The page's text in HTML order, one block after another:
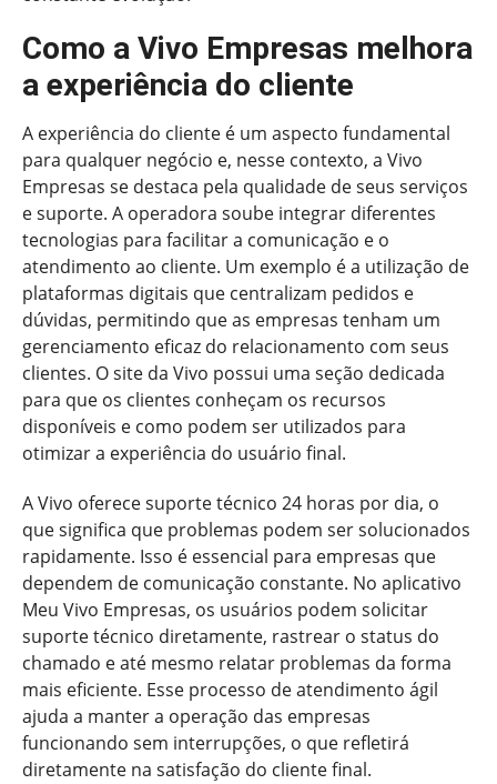
Como a Vivo Empresas melhora
a experiência do cliente
A experiência do cliente é um aspecto fundamental
para qualquer negócio e, nesse contexto, a Vivo
Empresas se destaca pela qualidade de seus serviços
e suporte. A operadora soube integrar diferentes
tecnologias para facilitar a comunicação e o
atendimento ao cliente. Um exemplo é a utilização de
plataformas digitais que centralizam pedidos e
dúvidas, permitindo que as empresas tenham um
gerenciamento eficaz do relacionamento com seus
clientes. O site da Vivo possui uma seção dedicada
para que os clientes conheçam os recursos
disponíveis e como podem ser utilizados para
otimizar a experiência do usuário final.
A Vivo oferece suporte técnico 24 horas por dia, o
que significa que problemas podem ser solucionados
rapidamente. Isso é essencial para empresas que
dependem de comunicação constante. No aplicativo
Meu Vivo Empresas, os usuários podem solicitar
suporte técnico diretamente, rastrear o status do
chamado e até mesmo relatar problemas da forma
mais eficiente. Esse processo de atendimento ágil
ajuda a manter a operação das empresas
funcionando sem interrupções, o que refletirá
diretamente na satisfação do cliente final.